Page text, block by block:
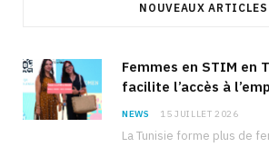
NOUVEAUX ARTICLES
Femmes en STIM en
facilite l’accès à
NEWS 15 JUILLET 2026